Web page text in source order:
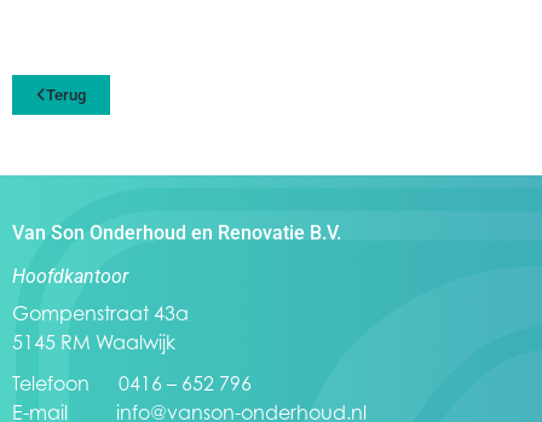
Terug
Van Son Onderhoud en Renovatie B.V.
Hoofdkantoor
Gompenstraat 43a
5145 RM Waalwijk
Telefoon 0416 – 652 796
E-mail info@vanson-onderhoud.nl